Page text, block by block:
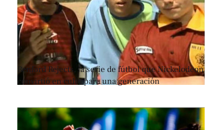
Renford Rejects, la serie de fútbol que Nickelodeon
convirtió en culto para una generación